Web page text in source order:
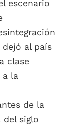
escenario
al país
clase
a la
de la
del siglo